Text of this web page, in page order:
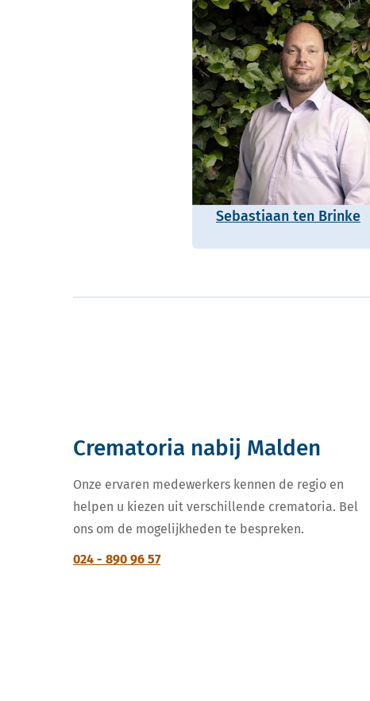
Sebastiaan ten Brinke
Crematoria nabij Malden
Onze ervaren medewerkers kennen de regio en
helpen u kiezen uit verschillende crematoria. Bel
ons om de mogelijkheden te bespreken.
024 - 890 96 57